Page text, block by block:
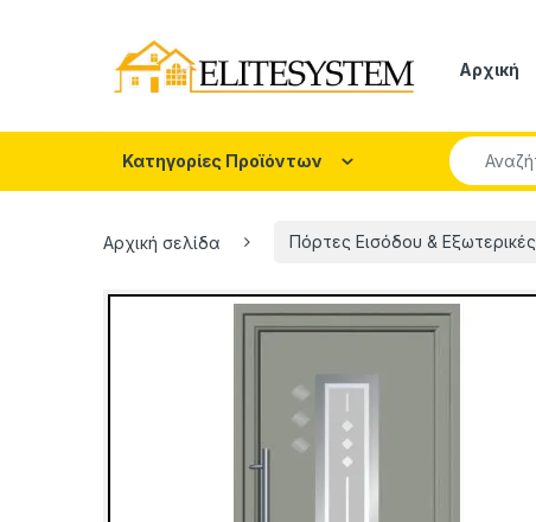
Αρχική
Κατηγορίες Προϊόντων
Search for:
Αρχική σελίδα Πόρτες Εισόδου & Εξωτερικές